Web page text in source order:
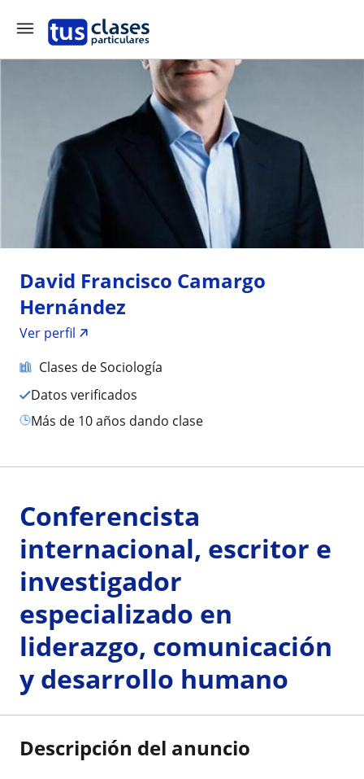
David Francisco Camargo
Hernández
Ver perfil
Clases de Sociología
Datos verificados
más de 10 años dando clase
Conferencista
internacional, escritor e
investigador
especializado en
liderazgo, comunicación
y desarrollo humano
Descripción del anuncio